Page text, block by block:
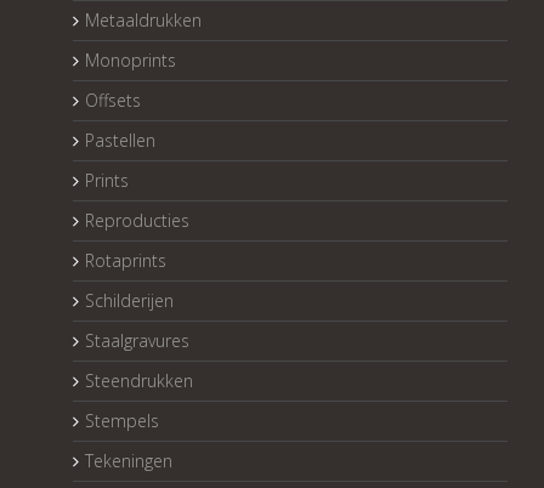
Metaaldrukken
Monoprints
Offsets
Pastellen
Prints
Reproducties
Rotaprints
Schilderijen
Staalgravures
Steendrukken
Stempels
Tekeningen